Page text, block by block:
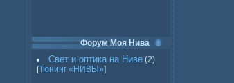
Форум Моя Нива
Свет и оптика на Ниве (2)
[Тюнинг «НИВЫ»]